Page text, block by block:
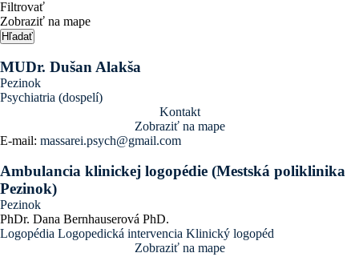
Filtrovať
Zobraziť na mape
Hľadať
MUDr. Dušan Alakša
Pezinok
Psychiatria (dospelí)
Kontakt
Zobraziť na mape
E-mail: massarei.psych@gmail.com
Ambulancia klinickej logopédie (Mestská poliklinika
Pezinok)
Pezinok
PhDr. Dana Bernhauserová PhD.
Logopédia Logopedická intervencia Klinický logopéd
Zobraziť na mape